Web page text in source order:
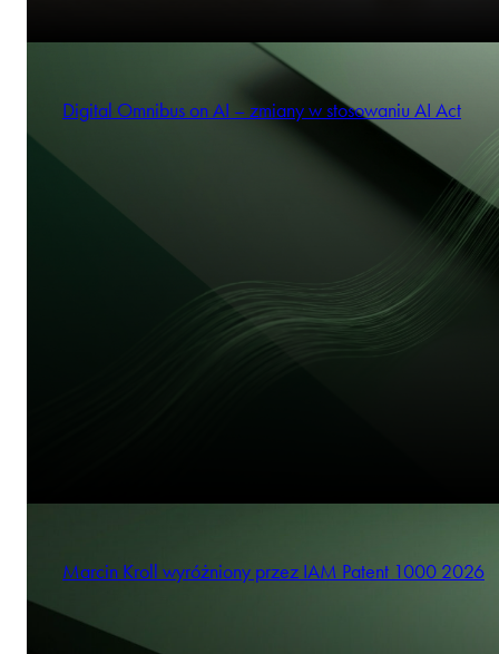
Digital Omnibus on AI – zmiany w stosowaniu AI Act
Marcin Kroll wyróżniony przez IAM Patent 1000 2026